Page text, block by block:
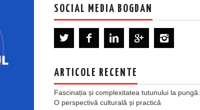
SOCIAL MEDIA BOGDAN
ARTICOLE RECENTE
Fascinația și complexitatea tutunului la pungă:
O perspectivă culturală și practică